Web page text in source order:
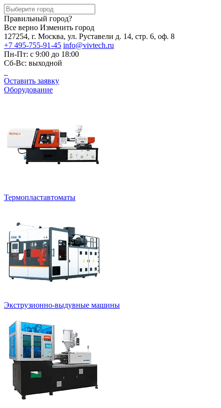
Правильный город?
Все верно Изменить город
127254, г. Москва, ул. Руставели д. 14, стр. 6, оф. 8
+7 495-755-91-45 info@vivtech.ru
Пн-Пт: с 9:00 до 18:00
Сб-Вс: выходной
Оставить заявку
Оборудование
Термопластавтоматы
Экструзионно-выдувные машины